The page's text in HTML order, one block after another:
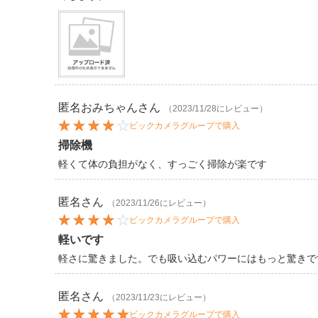
匿名おみちゃんさん
（2023/11/28にレビュー）
ビックカメラグループで購入
掃除機
軽くて体の負担がなく、すっごく掃除が楽です
匿名 さん
（2023/11/26にレビュー）
ビックカメラグループで購入
軽いです
軽さに驚きました。でも吸い込むパワーにはもっと驚き
匿名 さん
（2023/11/23にレビュー）
ビックカメラグループで購入